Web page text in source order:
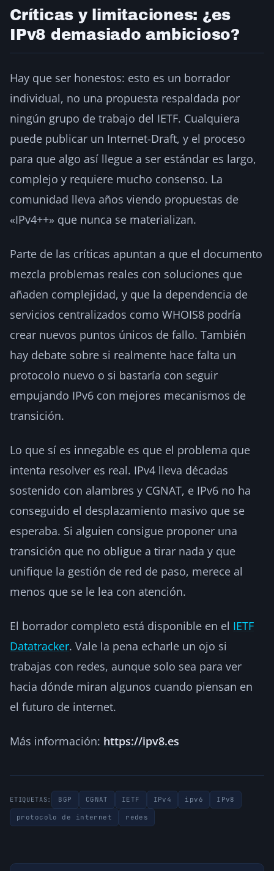
Críticas y limitaciones: ¿es
IPv8 demasiado ambicioso?
Hay que ser honestos: esto es un borrador
individual, no una propuesta respaldada por
ningún grupo de trabajo del IETF. Cualquiera
puede publicar un Internet-Draft, y el proceso
para que algo así llegue a ser estándar es largo,
complejo y requiere mucho consenso. La
comunidad lleva años viendo propuestas de
«IPv4++» que nunca se materializan.
Parte de las críticas apuntan a que el documento
mezcla problemas reales con soluciones que
añaden complejidad, y que la dependencia de
servicios centralizados como WHOIS8 podría
crear nuevos puntos únicos de fallo. También
hay debate sobre si realmente hace falta un
protocolo nuevo o si bastaría con seguir
empujando IPv6 con mejores mecanismos de
transición.
Lo que sí es innegable es que el problema que
intenta resolver es real. IPv4 lleva décadas
sostenido con alambres y CGNAT, e IPv6 no ha
conseguido el desplazamiento masivo que se
esperaba. Si alguien consigue proponer una
transición que no obligue a tirar nada y que
unifique la gestión de red de paso, merece al
menos que se le lea con atención.
El borrador completo está disponible en el IETF
Datatracker. Vale la pena echarle un ojo si
trabajas con redes, aunque solo sea para ver
hacia dónde miran algunos cuando piensan en
el futuro de internet.
Más información: https://ipv8.es
ETIQUETAS: BGP CGNAT IETF IPv4 ipv6 IPv8
protocolo de internet redes